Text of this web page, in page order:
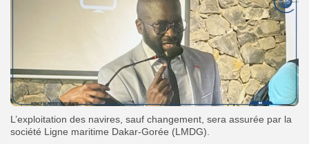
L’exploitation des navires, sauf changement, sera assurée par la
société Ligne maritime Dakar-Gorée (LMDG)